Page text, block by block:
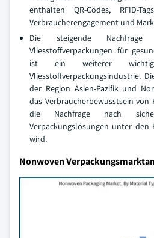
enthalten QR-Codes, RFID-
Verbraucherengagement und
Die steigende Nachfrage
Vliesstoffverpackungen für
ist ein weiterer
Vliesstoffverpackungsindustrie.
der Region Asien-Pazifik und
das Verbraucherbewusstsein
die Nachfrage nach
Verpackungslösungen unter den
wird.
Nonwoven